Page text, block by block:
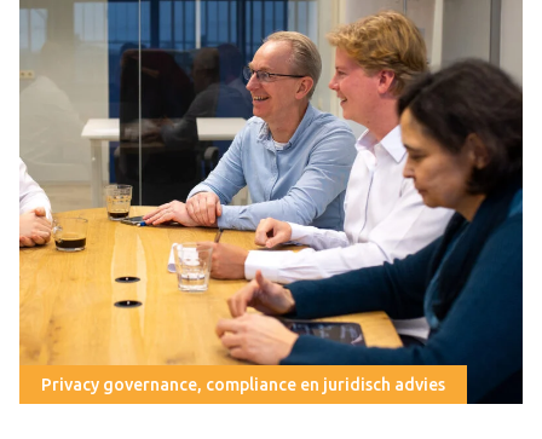
Privacy governance, compliance en juridisch advies